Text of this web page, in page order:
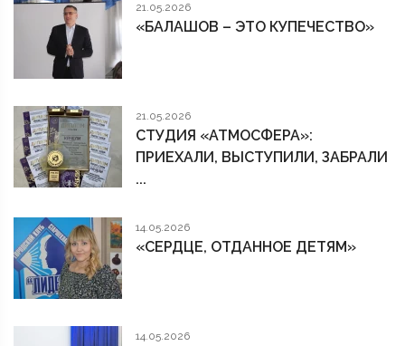
21.05.2026
«БАЛАШОВ – ЭТО КУПЕЧЕСТВО»
21.05.2026
СТУДИЯ «АТМОСФЕРА»:
ПРИЕХАЛИ, ВЫСТУПИЛИ, ЗАБРАЛИ
...
14.05.2026
«СЕРДЦЕ, ОТДАННОЕ ДЕТЯМ»
14.05.2026